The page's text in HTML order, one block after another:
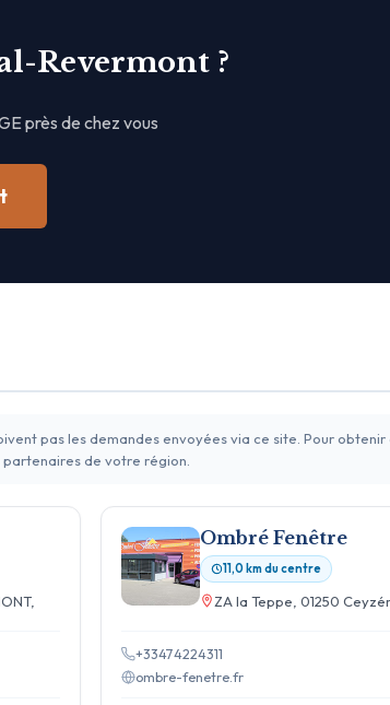
Revermont ?
près de chez vous
pas les demandes envoyées via ce site. Pour
de votre région.
Ombré Fenêtre
11,0 km du centre
ZA la Teppe, 01250
+33474224311
ombre-fenetre.fr